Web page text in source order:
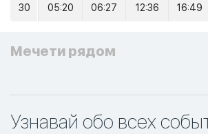
30 05:20 06:27 12:36 16:49
Мечети рядом
Узнавай обо всех